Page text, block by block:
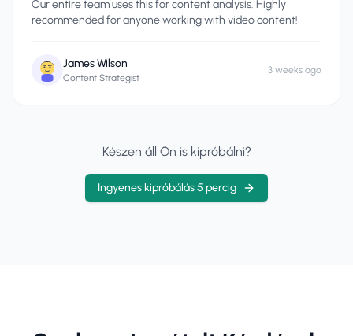
Our entire team uses this for content analysis. Highly
recommended for anyone working with video content!
James Wilson
Content Strategist
3 weeks ago
Készen áll Ön is kipróbálni?
Ingyenes kipróbálás 5 percig